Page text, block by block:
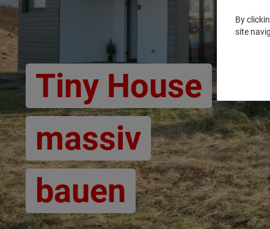
Tiny House
massiv
bauen
By
site